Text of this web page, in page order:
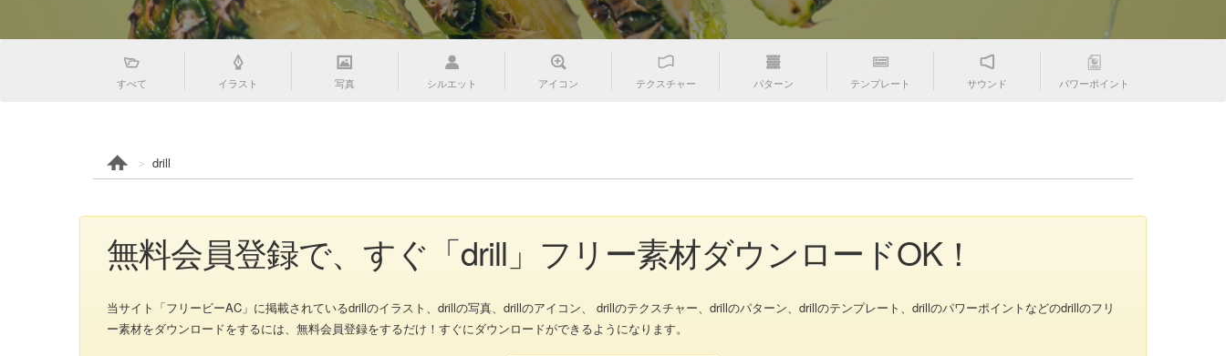
すべて イラスト 写真 シルエット アイコン テクスチャー パターン テンプレート サウンド パワーポイント
drill
無料会員登録で、すぐ「drill」フリー素材ダウンロードOK！
当サイト「フリービーAC」に掲載されているdrillのイラスト、drillの写真、drillのアイコン、 drillのテクスチャー、drillのパターン、drillのテンプレート、drillのパワーポイントなどのdrillのフリ
ー素材をダウンロードをするには、無料会員登録をするだけ！すぐにダウンロードができるようになります。